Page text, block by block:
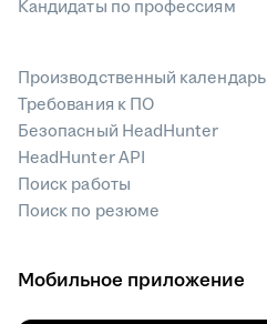
Кандидаты по профессиям
Производственный календарь
Требования к ПО
Безопасный HeadHunter
HeadHunter API
Поиск работы
Поиск по резюме
Мобильное приложение